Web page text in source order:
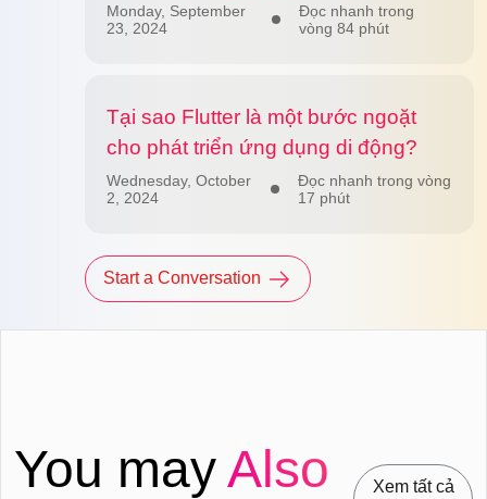
Monday, September
23, 2024
Đọc nhanh trong
vòng 84 phút
Tại sao Flutter là một bước ngoặt
cho phát triển ứng dụng di động?
Wednesday, October
2, 2024
Đọc nhanh trong vòng
17 phút
Start a Conversation
You mayAlso
Xem tất cả